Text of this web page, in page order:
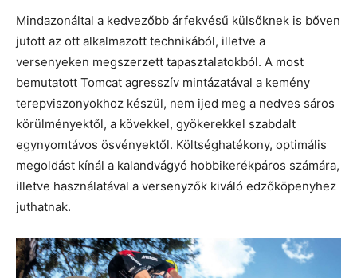
Mindazonáltal a kedvezőbb árfekvésű külsőknek is bőven
jutott az ott alkalmazott technikából, illetve a
versenyeken megszerzett tapasztalatokból. A most
bemutatott Tomcat agresszív mintázatával a kemény
terepviszonyokhoz készül, nem ijed meg a nedves sáros
körülményektől, a kövekkel, gyökerekkel szabdalt
egynyomtávos ösvényektől. Költséghatékony, optimális
megoldást kínál a kalandvágyó hobbikerékpáros számára,
illetve használatával a versenyzők kiváló edzőköpenyhez
juthatnak.